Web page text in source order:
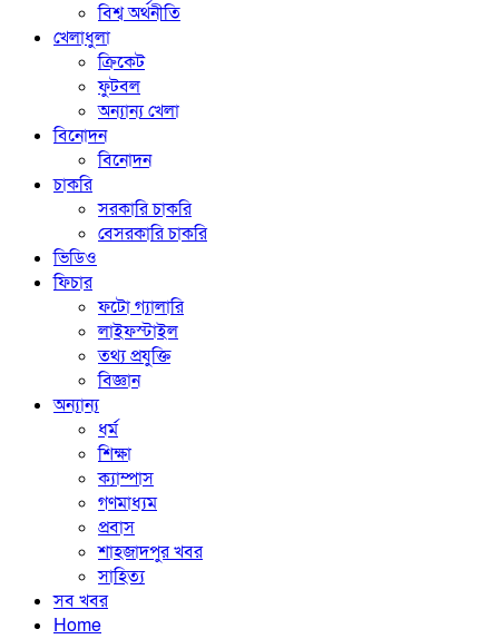
বিশ্ব অর্থনীতি
খেলাধুলা
ক্রিকেট
ফুটবল
অন্যান্য খেলা
বিনোদন
বিনোদন
চাকরি
সরকারি চাকরি
বেসরকারি চাকরি
ভিডিও
ফিচার
ফটো গ্যালারি
লাইফস্টাইল
তথ্য প্রযুক্তি
বিজ্ঞান
অন্যান্য
ধর্ম
শিক্ষা
ক্যাম্পাস
গণমাধ্যম
প্রবাস
শাহজাদপুর খবর
সাহিত্য
সব খবর
Home